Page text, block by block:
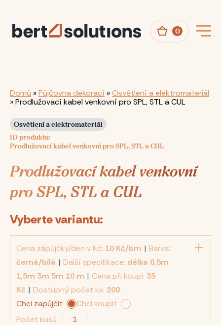
hlavnímu
obsahu
0
Drobečková
navigace
Domů Půjčovna dekorací
Osvětlení a elektromateriál
Prodlužovací kabel venkovní pro SPL, STL a CUL
Osvětlení a elektromateriál
ID produktu
Prodlužovací kabel venkovní pro SPL, STL a CUL
Prodlužovací kabel venkovní
pro SPL, STL a CUL
Vyberte variantu:
Cena zápůjčky/den v Kč: 10 Kč/bm | Barva:
černá/bílá | Další specifikace: délka 0,5m
1,5m 3m 5m 10 m | Cena při koupi: 35
Kč | Dostupný počet ks: 200
Chci zapůjčit
Chci koupit
Počet kusů